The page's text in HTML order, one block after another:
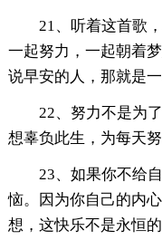
21、听着这首歌
一起努力，一起朝着
说早安的人，那就是
22、努力不是为
想辜负此生，为每天
23、如果你不给
恼。因为你自己的内
想，这快乐不是永恒